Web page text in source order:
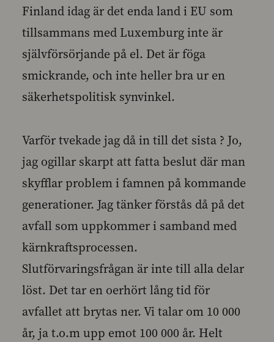
Finland idag är det enda land i EU som
tillsammans med Luxemburg inte är
självförsörjande på el. Det är föga
smickrande, och inte heller bra ur en
säkerhetspolitisk synvinkel.
Varför tvekade jag då in till det sista ? Jo,
jag ogillar skarpt att fatta beslut där man
skyfflar problem i famnen på kommande
generationer. Jag tänker förstås då på det
avfall som uppkommer i samband med
kärnkraftsprocessen.
Slutförvaringsfrågan är inte till alla delar
löst. Det tar en oerhört lång tid för
avfallet att brytas ner. Vi talar om 10 000
år, ja t.o.m upp emot 100 000 år. Helt